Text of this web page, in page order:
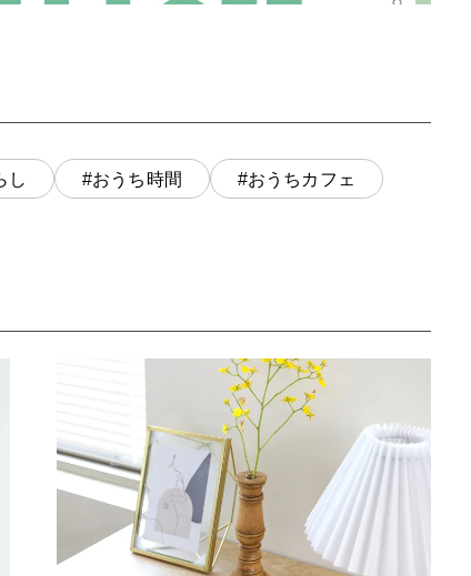
し #おうち時間 #おうちカフェ